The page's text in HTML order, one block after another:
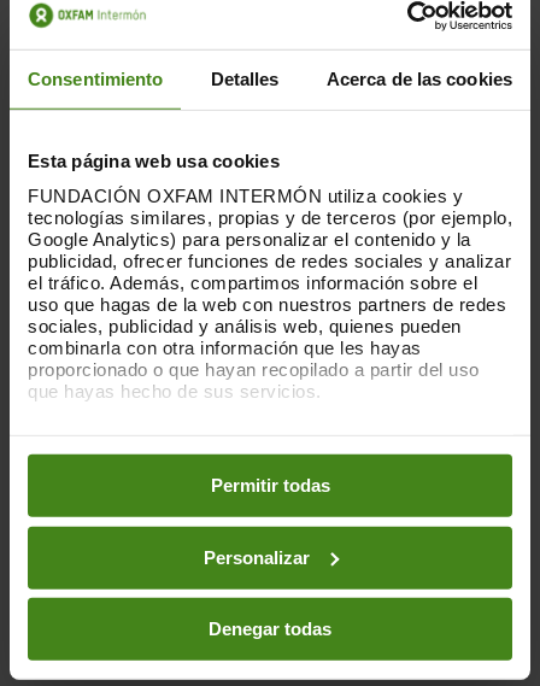
Consentimiento Detalles Acerca de las cookies
Esta página web usa cookies
FUNDACIÓN OXFAM INTERMÓN utiliza cookies y
tecnologías similares, propias y de terceros (por ejemplo,
Google Analytics) para personalizar el contenido y la
publicidad, ofrecer funciones de redes sociales y analizar
el tráfico. Además, compartimos información sobre el
uso que hagas de la web con nuestros partners de redes
sociales, publicidad y análisis web, quienes pueden
combinarla con otra información que les hayas
proporcionado o que hayan recopilado a partir del uso
que hayas hecho de sus servicios.
preferencias accediendo a nuestraPolítica de Cookieso
en los botones facilitados a continuación:
Permitir todas
Personalizar
Denegar todas
04.11.2025
Financiación climática justa ¿Cómo
cumple España con sus
compromisos?
Bajo el marco del Acuerdo de París,
países del Sur Global...
Desplazamiento- Migraciones y Refugiados-
Financiación para el desarrollo